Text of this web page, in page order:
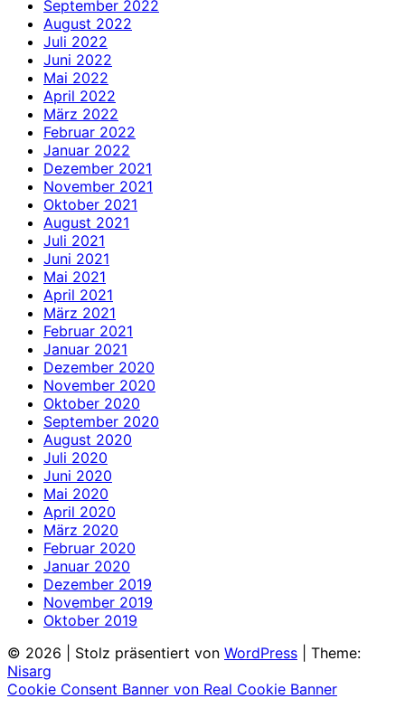
September 2022
August 2022
Juli 2022
Juni 2022
Mai 2022
April 2022
März 2022
Februar 2022
Januar 2022
Dezember 2021
November 2021
Oktober 2021
August 2021
Juli 2021
Juni 2021
Mai 2021
April 2021
März 2021
Februar 2021
Januar 2021
Dezember 2020
November 2020
Oktober 2020
September 2020
August 2020
Juli 2020
Juni 2020
Mai 2020
April 2020
März 2020
Februar 2020
Januar 2020
Dezember 2019
November 2019
Oktober 2019
© 2026
Stolz präsentiert von WordPress
Theme:
Nisarg
Cookie Consent Banner von Real Cookie Banner